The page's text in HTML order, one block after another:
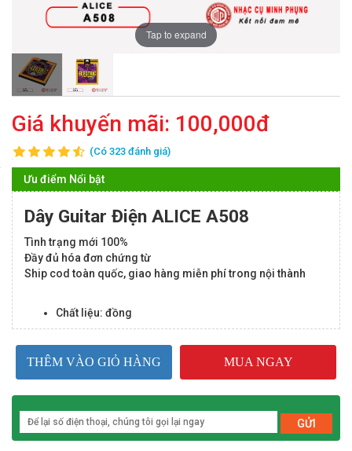
Tap to expand
Giá khuyến mãi: 100,000đ
(Có 323 đánh giá)
Ưu điểm Nổi bật
Dây Guitar Điện ALICE A508
Tình trạng mới 100%
Đầy đủ hóa đơn chứng từ
Ship cod toàn quốc, giao hàng miễn phí trong nội thành
Chất liệu: đồng
THÊM VÀO GIỎ HÀNG MUA NGAY
GỬI